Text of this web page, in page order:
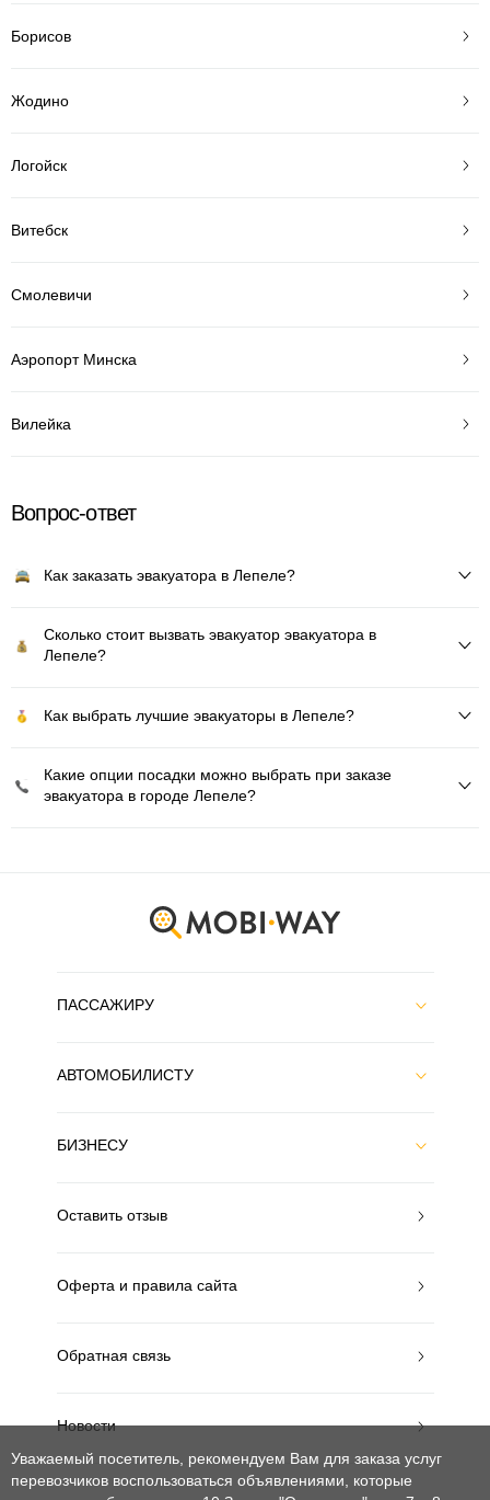
Борисов
Жодино
Логойск
Витебск
Смолевичи
Аэропорт Минска
Вилейка
Вопрос-ответ
Как заказать эвакуатора в Лепеле?
Сколько стоит вызвать эвакуатор эвакуатора в
Лепеле?
Как выбрать лучшие эвакуаторы в Лепеле?
Какие опции посадки можно выбрать при заказе
эвакуатора в городе Лепеле?
ПАССАЖИРУ
АВТОМОБИЛИСТУ
БИЗНЕСУ
Оставить отзыв
Оферта и правила сайта
Обратная связь
Новости
Уважаемый посетитель, рекомендуем Вам для заказа услуг
перевозчиков воспользоваться объявлениями, которые